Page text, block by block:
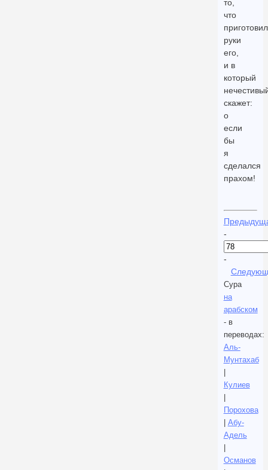
то,
что
руки
его,
и в
который
скажет:
о
если
бы
я
сделался
прахом!
-
-
Сура
на
арабском
- в
переводах:
Аль-
Мунтахаб
Кулиев
Порохова
Абу-
Адель
Османов